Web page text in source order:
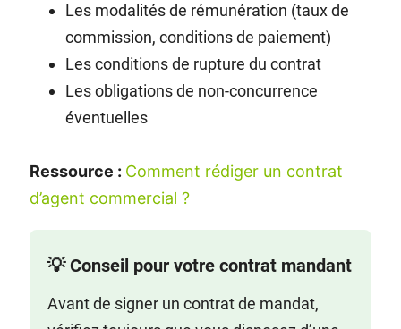
Les modalités de rémunération (taux de
commission, conditions de paiement)
Les conditions de rupture du contrat
Les obligations de non-concurrence
éventuelles
Ressource : Comment rédiger un contrat
d’agent commercial ?
💡 Conseil pour votre contrat mandant
Avant de signer un contrat de mandat,